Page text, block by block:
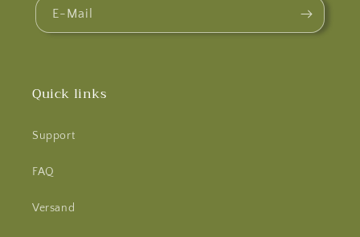
E-Mail
Quick links
Support
FAQ
Versand